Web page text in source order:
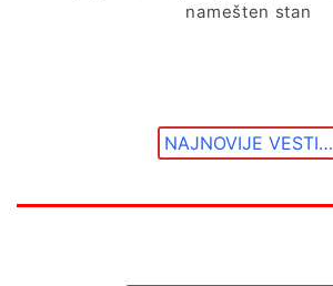
namešten stan
NAJNOVIJE VESTI…